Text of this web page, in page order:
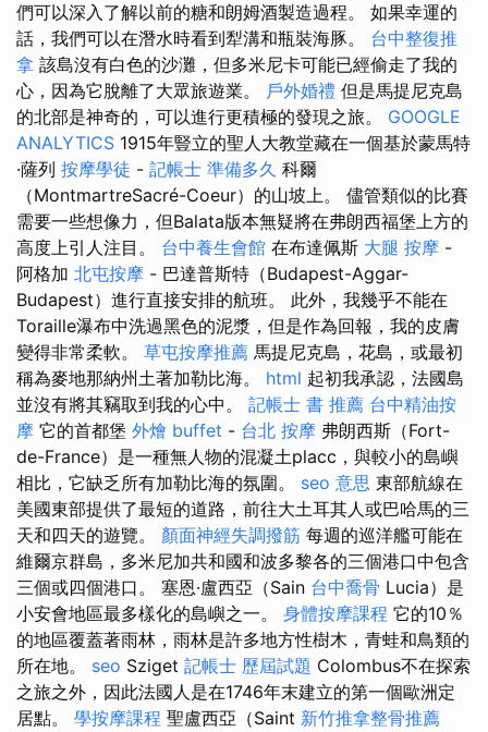
們可以深入了解以前的糖和朗姆酒製造過程。 如果幸運的
話，我們可以在潛水時看到犁溝和瓶裝海豚。 台中整復推
拿 該島沒有白色的沙灘，但多米尼卡可能已經偷走了我的
心，因為它脫離了大眾旅遊業。 戶外婚禮 但是馬提尼克島
的北部是神奇的，可以進行更積極的發現之旅。 GOOGLE
ANALYTICS 1915年豎立的聖人大教堂藏在一個基於蒙馬特
·薩列 按摩學徒 - 記帳士 準備多久 科爾
（MontmartreSacré-Coeur）的山坡上。 儘管類似的比賽
需要一些想像力，但Balata版本無疑將在弗朗西福堡上方的
高度上引人注目。 台中養生會館 在布達佩斯 大腿 按摩 -
阿格加 北屯按摩 - 巴達普斯特（Budapest-Aggar-
Budapest）進行直接安排的航班。 此外，我幾乎不能在
Toraille瀑布中洗過黑色的泥漿，但是作為回報，我的皮膚
變得非常柔軟。 草屯按摩推薦 馬提尼克島，花島，或最初
稱為麥地那納州土著加勒比海。 html 起初我承認，法國島
並沒有將其竊取到我的心中。 記帳士 書 推薦 台中精油按
摩 它的首都堡 外燴 buffet - 台北 按摩 弗朗西斯（Fort-
de-France）是一種無人物的混凝土placc，與較小的島嶼
相比，它缺乏所有加勒比海的氛圍。 seo 意思 東部航線在
美國東部提供了最短的道路，前往大土耳其人或巴哈馬的三
天和四天的遊覽。 顏面神經失調撥筋 每週的巡洋艦可能在
維爾京群島，多米尼加共和國和波多黎各的三個港口中包含
三個或四個港口。 塞恩·盧西亞（Sain 台中喬骨 Lucia）是
小安會地區最多樣化的島嶼之一。 身體按摩課程 它的10％
的地區覆蓋著雨林，雨林是許多地方性樹木，青蛙和鳥類的
所在地。 seo Sziget 記帳士 歷屆試題 Colombus不在探索
之旅之外，因此法國人是在1746年末建立的第一個歐洲定
居點。 學按摩課程 聖盧西亞（Saint 新竹推拿整骨推薦